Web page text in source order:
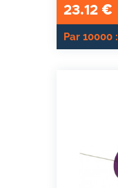
23.12€
Par 10000 :